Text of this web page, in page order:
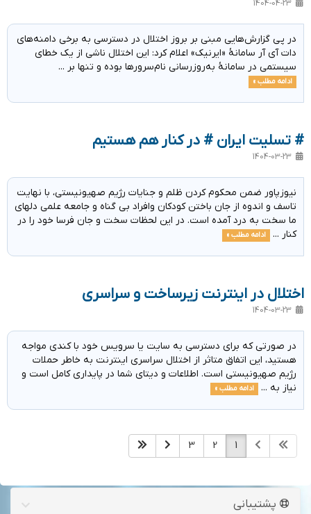
در پی گزارش‌هایی مبنی بر بروز اختلال در دسترسی به برخی دامنه‌های
دات آی آر سامانهٔ «ایرنیک» اعلام کرد: این اختلال ناشی از یک خطای
سیستمی در سامانهٔ به‌روزرسانی نام‌سرورها بوده و تنها بر ...
ادامه مطلب »
# تسلیت ایران # در کنار هم هستیم
نیوزپاور ضمن محکوم کردن ظلم و جنایات رژیم صهیونیستی، با نهایت
تاسف و اندوه از جان باختن کودکان وافراد بی گناه و جامعه علمی دلهای
ما سخت به درد آمده است. در این لحظات سخت و جان فرسا خود را در
کنار ...
ادامه مطلب »
اختلال در اینترنت زیرساخت و سراسری
در صورتی که برای دسترسی به سایت یا سرویس خود با کندی مواجه
هستید، این اتفاق متاثر از اختلال سراسری اینترنت به خاطر حملات
رژیم صهیونیستی است. اطلاعات و دیتای شما در پایداری کامل است و
نیاز به ...
ادامه مطلب »
1
2
3
پشتیبانی